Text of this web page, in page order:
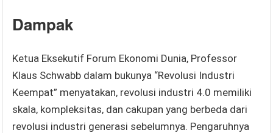
Dampak
Ketua Eksekutif Forum Ekonomi Dunia, Professor
Klaus Schwabb dalam bukunya “Revolusi Industri
Keempat” menyatakan, revolusi industri 4.0 memiliki
skala, kompleksitas, dan cakupan yang berbeda dari
revolusi industri generasi sebelumnya. Pengaruhnya